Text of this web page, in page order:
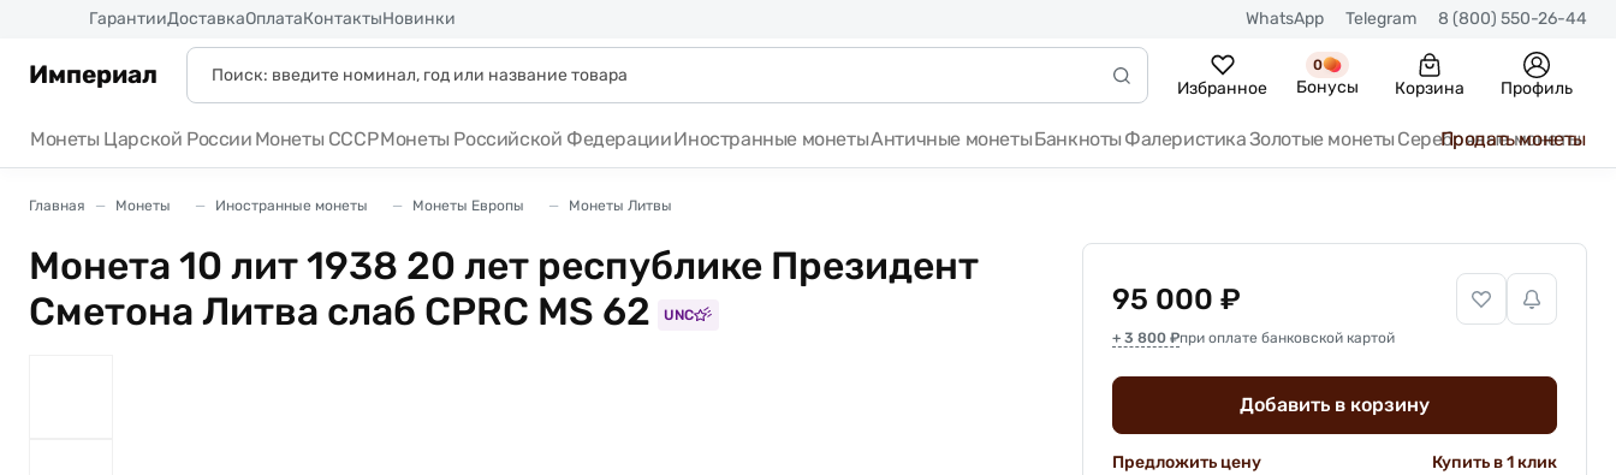
ГарантииДоставкаОплатаКонтактыНовинки WhatsApp Telegram 8 (800) 550-26-44
Империал Избранное
0
Бонусы Корзина Профиль
Монеты Царской России Монеты СССРМонеты Российской ФедерацииИностранные монетыАнтичные монетыБанкноты ФалеристикаЗолотые монеты Серебряные монеты
Продать монеты
Главная Монеты Иностранные монеты Монеты Европы Монеты Литвы
Монета 10 лит 1938 20 лет республике Президент
Сметона Литва слаб CPRC MS 62
UNC 95 000 ₽
+ 3 800 ₽при оплате банковской картой
Добавить в корзину
Предложить цену Купить в 1 клик